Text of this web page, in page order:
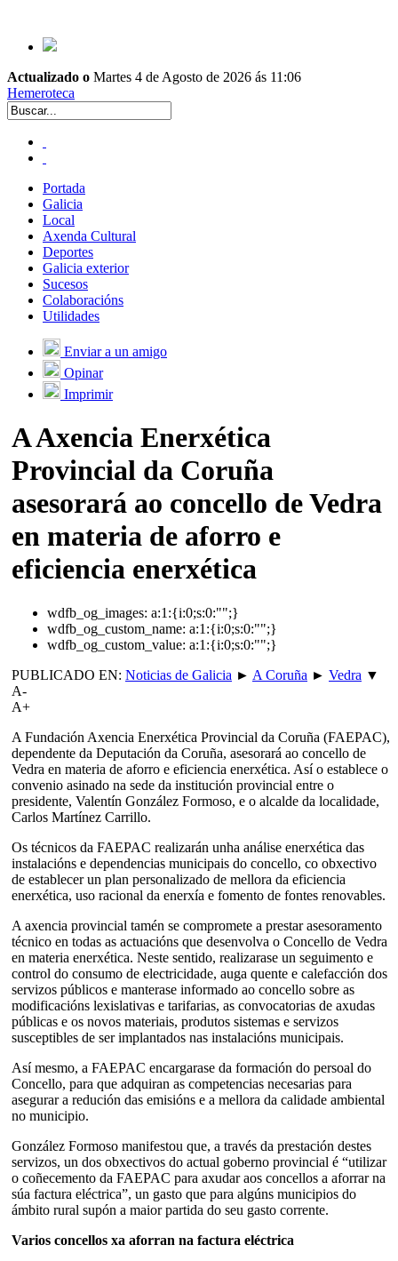
Actualizado o Martes 4 de Agosto de 2026 ás 11:06
Hemeroteca
Portada
Galicia
Local
Axenda Cultural
Deportes
Galicia exterior
Sucesos
Colaboracións
Utilidades
Enviar a un amigo
Opinar
Imprimir
A Axencia Enerxética
Provincial da Coruña
asesorará ao concello de Vedra
en materia de aforro e
eficiencia enerxética
wdfb_og_images: a:1:{i:0;s:0:"";}
wdfb_og_custom_name: a:1:{i:0;s:0:"";}
wdfb_og_custom_value: a:1:{i:0;s:0:"";}
PUBLICADO EN: Noticias de Galicia ► A Coruña ► Vedra ▼
A-
A+
A Fundación Axencia Enerxética Provincial da Coruña (FAEPAC),
dependente da Deputación da Coruña, asesorará ao concello de
Vedra en materia de aforro e eficiencia enerxética. Así o establece o
convenio asinado na sede da institución provincial entre o
presidente, Valentín González Formoso, e o alcalde da localidade,
Carlos Martínez Carrillo.
Os técnicos da FAEPAC realizarán unha análise enerxética das
instalacións e dependencias municipais do concello, co obxectivo
de establecer un plan personalizado de mellora da eficiencia
enerxética, uso racional da enerxía e fomento de fontes renovables.
A axencia provincial tamén se compromete a prestar asesoramento
técnico en todas as actuacións que desenvolva o Concello de Vedra
en materia enerxética. Neste sentido, realizarase un seguimento e
control do consumo de electricidade, auga quente e calefacción dos
servizos públicos e manterase informado ao concello sobre as
modificacións lexislativas e tarifarias, as convocatorias de axudas
públicas e os novos materiais, produtos sistemas e servizos
susceptibles de ser implantados nas instalacións municipais.
Así mesmo, a FAEPAC encargarase da formación do persoal do
Concello, para que adquiran as competencias necesarias para
asegurar a redución das emisións e a mellora da calidade ambiental
no municipio.
González Formoso manifestou que, a través da prestación destes
servizos, un dos obxectivos do actual goberno provincial é “utilizar
o coñecemento da FAEPAC para axudar aos concellos a aforrar na
súa factura eléctrica”, un gasto que para algúns municipios do
ámbito rural supón a maior partida do seu gasto corrente.
Varios concellos xa aforran na factura eléctrica